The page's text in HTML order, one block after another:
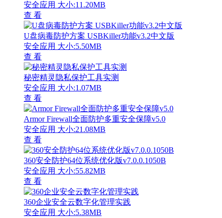
安全应用 大小:11.20MB
查 看
U盘病毒防护方案 USBKiller功能v3.2中文版
安全应用 大小:5.50MB
查 看
秘密精灵隐私保护工具实测
安全应用 大小:1.07MB
查 看
Armor Firewall全面防护多重安全保障v5.0
安全应用 大小:21.08MB
查 看
360安全防护64位系统优化版v7.0.0.1050B
安全应用 大小:55.82MB
查 看
360企业安全云数字化管理实践
安全应用 大小:5.38MB